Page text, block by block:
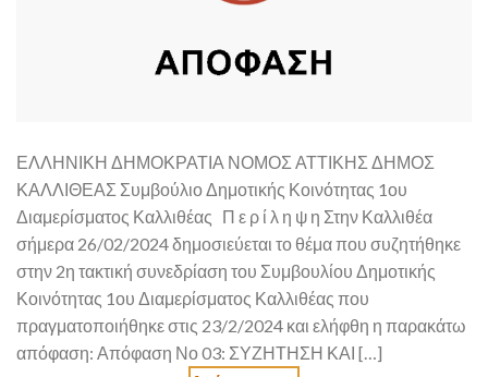
ΕΛΛΗΝΙΚΗ ΔΗΜΟΚΡΑΤΙΑ ΝΟΜΟΣ ΑΤΤΙΚΗΣ ΔΗΜΟΣ
ΚΑΛΛΙΘΕΑΣ Συμβούλιο Δημοτικής Κοινότητας 1ου
Διαμερίσματος Καλλιθέας Π ε ρ ί λ η ψ η Στην Καλλιθέα
σήμερα 26/02/2024 δημοσιεύεται το θέμα που συζητήθηκε
στην 2η τακτική συνεδρίαση του Συμβουλίου Δημοτικής
Κοινότητας 1ου Διαμερίσματος Καλλιθέας που
πραγματοποιήθηκε στις 23/2/2024 και ελήφθη η παρακάτω
απόφαση: Απόφαση Νο 03: ΣΥΖΗΤΗΣΗ ΚΑΙ […]